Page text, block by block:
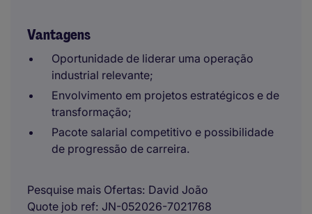
Vantagens
Oportunidade de liderar uma operação
industrial relevante;
Envolvimento em projetos estratégicos e de
transformação;
Pacote salarial competitivo e possibilidade
de progressão de carreira.
Pesquise mais Ofertas David João
Quote job ref JN-052026-7021768